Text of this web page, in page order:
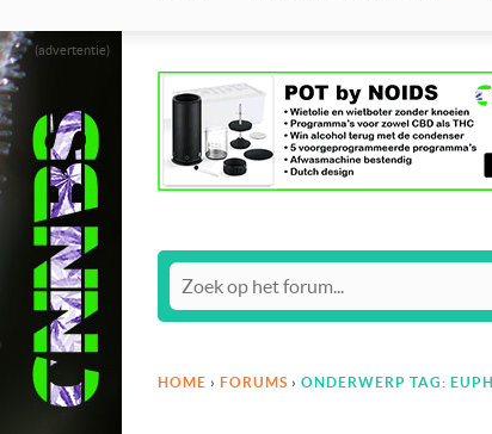
(advertentie)
HOME › FORUMS › ONDERWERP TAG: